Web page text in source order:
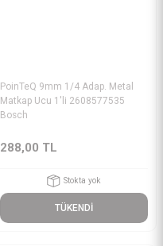
PoinTeQ 9mm 1/4 Adap. Metal
Matkap Ucu 1'li 2608577535
Bosch
288,00 TL
Stokta yok
TÜKENDİ